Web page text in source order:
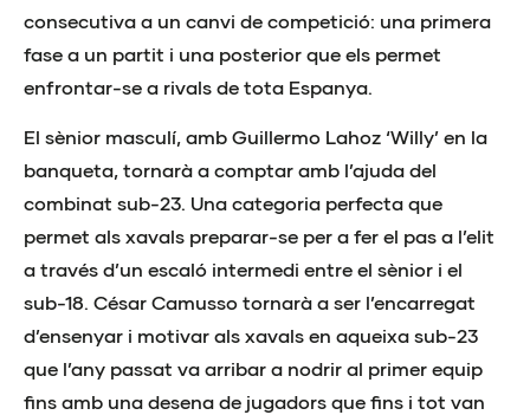
consecutiva a un canvi de competició: una primera
fase a un partit i una posterior que els permet
enfrontar-se a rivals de tota Espanya.
El sènior masculí, amb Guillermo Lahoz ‘Willy’ en la
banqueta, tornarà a comptar amb l’ajuda del
combinat sub-23. Una categoria perfecta que
permet als xavals preparar-se per a fer el pas a l’elit
a través d’un escaló intermedi entre el sènior i el
sub-18. César Camusso tornarà a ser l’encarregat
d’ensenyar i motivar als xavals en aqueixa sub-23
que l’any passat va arribar a nodrir al primer equip
fins amb una desena de jugadors que fins i tot van